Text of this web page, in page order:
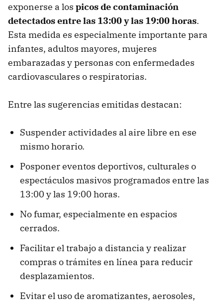
exponerse a los picos de contaminación
detectados entre las 13:00 y las 19:00 horas.
Esta medida es especialmente importante para
infantes, adultos mayores, mujeres
embarazadas y personas con enfermedades
cardiovasculares o respiratorias.
Entre las sugerencias emitidas destacan:
Suspender actividades al aire libre en ese
mismo horario.
Posponer eventos deportivos, culturales o
espectáculos masivos programados entre las
13:00 y las 19:00 horas.
No fumar, especialmente en espacios
cerrados.
Facilitar el trabajo a distancia y realizar
compras o trámites en línea para reducir
desplazamientos.
Evitar el uso de aromatizantes, aerosoles,